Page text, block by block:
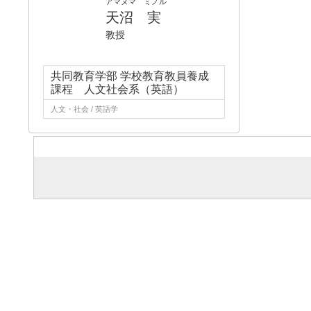
天沼 実
教授
共同教育学部 学校教育教員養成
課程 人文社会系（英語）
人文・社会 / 英語学